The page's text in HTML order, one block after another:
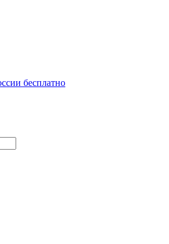
бесплатно